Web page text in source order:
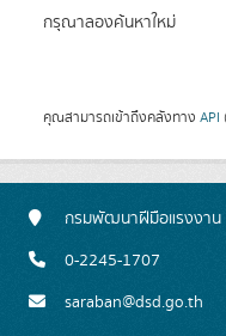
กรุณาลองค้นหาใหม่
คุณสามารถเข้าถึงคลังทาง API
กรมพัฒนาฝีมือแรงงาน
0-2245-1707
saraban@dsd.go.th